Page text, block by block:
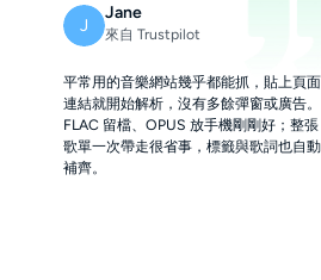
J
Jane
來自 Trustpilot
平常用的音樂網站幾乎都能抓，貼上頁面
連結就開始解析，沒有多餘彈窗或廣告。
FLAC 留檔、OPUS 放手機剛剛好；整張
歌單一次帶走很省事，標籤與歌詞也自動
補齊。